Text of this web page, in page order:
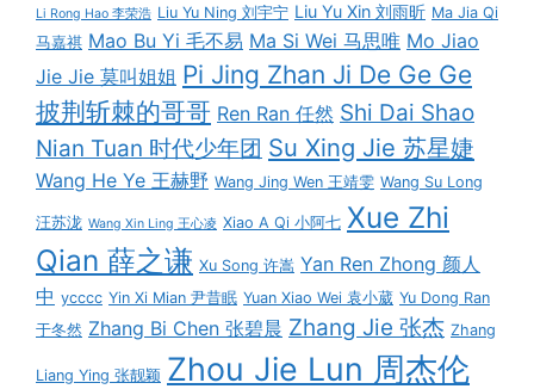
Li Rong Hao 李荣浩 Liu Yu Ning 刘宇宁 Liu Yu Xin 刘雨昕 Ma Jia Qi
马嘉祺 Mao Bu Yi 毛不易 Ma Si Wei 马思唯 Mo Jiao
Jie Jie 莫叫姐姐 Pi Jing Zhan Ji De Ge Ge
披荆斩棘的哥哥 Ren Ran 任然 Shi Dai Shao
Nian Tuan 时代少年团 Su Xing Jie 苏星婕
Wang He Ye 王赫野 Wang Jing Wen 王靖雯 Wang Su Long
汪苏泷 Wang Xin Ling 王心凌 Xiao A Qi 小阿七 Xue Zhi
Qian 薛之谦 Xu Song 许嵩 Yan Ren Zhong 颜人
中 ycccc Yin Xi Mian 尹昔眠 Yuan Xiao Wei 袁小葳 Yu Dong Ran
于冬然 Zhang Bi Chen 张碧晨 Zhang Jie 张杰 Zhang
Liang Ying 张靓颖 Zhou Jie Lun 周杰伦